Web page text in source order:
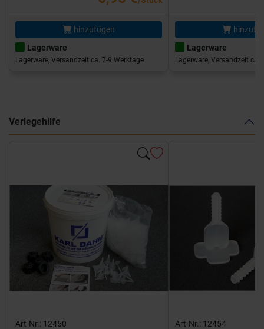
hinzufügen
Lagerware
Lagerware, Versandzeit ca. 7-9 Werktage
Lagerware
Lagerware, Versandzeit ca.
Verlegehilfe
Art-Nr.: 12450 Art-Nr.: 12454